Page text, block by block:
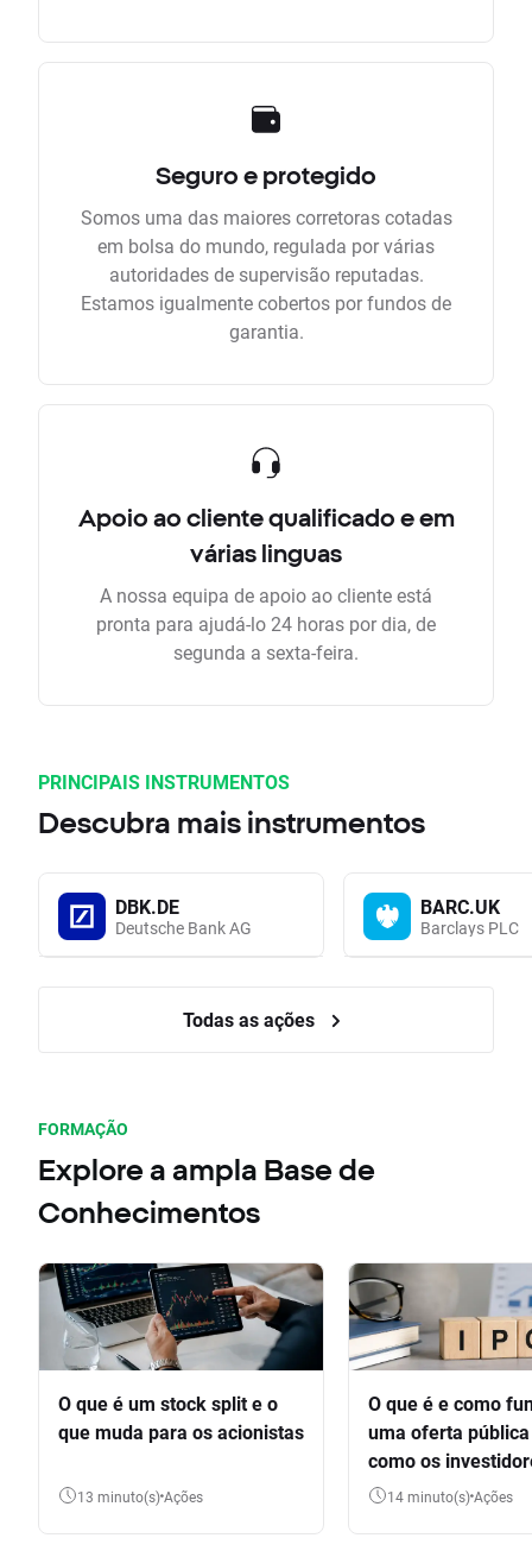
Seguro e protegido
Somos uma das maiores corretoras cotadas
em bolsa do mundo, regulada por várias
autoridades de supervisão reputadas.
Estamos igualmente cobertos por fundos de
garantia.
Apoio ao cliente qualificado e em
várias linguas
A nossa equipa de apoio ao cliente está
pronta para ajudá-lo 24 horas por dia, de
segunda a sexta-feira.
PRINCIPAIS INSTRUMENTOS
Descubra mais instrumentos
DBK.DE
Deutsche Bank AG
BARC.UK
Barclays PLC
Todas as ações
FORMAÇÃO
Explore a ampla Base de
Conhecimentos
O que é um stock split e o
que muda para os acionistas
13 minuto(s) Ações
O que é e como
uma oferta
como os
participar
14 minuto(s) Ações